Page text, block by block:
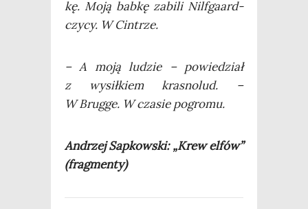
kę. Moją bab­kę zabi­li Nil­fga­ard­
czy­cy. W Cintrze.
– A moją ludzie – powie­dział
z wysił­kiem kra­sno­lud. –
W Brug­ge. W cza­sie pogromu.
Andrzej Sap­kow­ski: „Krew elfów”
(frag­men­ty)